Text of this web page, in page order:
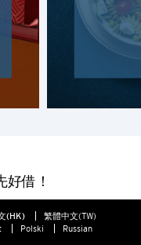
借！
(HK)
繁體中文(TW)
Polski Russian